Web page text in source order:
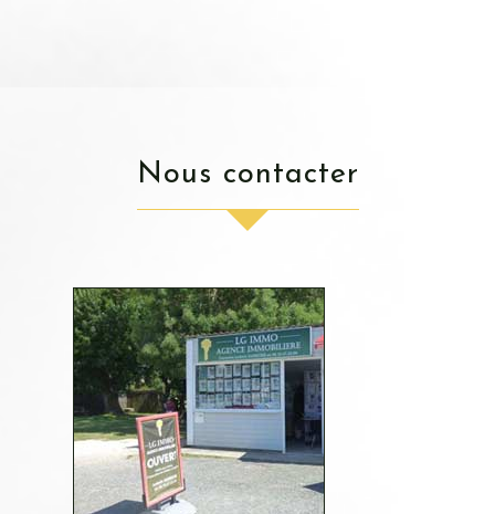
nous contacter